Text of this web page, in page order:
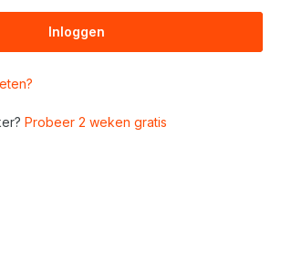
Inloggen
Probeer 2 weken gratis